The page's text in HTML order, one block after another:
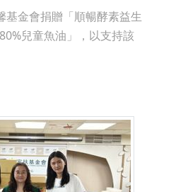
基金會捐贈「順暢酵素益生
兒童魚油」，以支持該